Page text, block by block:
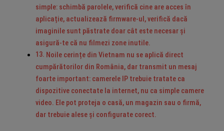
simple: schimbă parolele, verifică cine are acces în
aplicație, actualizează firmware-ul, verifică dacă
imaginile sunt păstrate doar cât este necesar și
asigură-te că nu filmezi zone inutile.
Noile cerințe din Vietnam nu se aplică direct
cumpărătorilor din România, dar transmit un mesaj
foarte important: camerele IP trebuie tratate ca
dispozitive conectate la internet, nu ca simple camere
video. Ele pot proteja o casă, un magazin sau o firmă,
dar trebuie alese și configurate corect.